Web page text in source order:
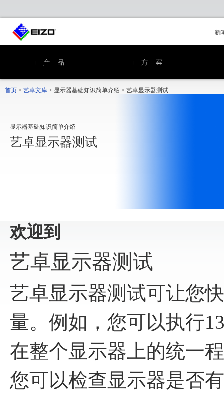
新
首页 > 艺卓文库 > 显示器基础知识简单介绍 > 艺卓显示器测试
显示器基础知识简单介绍
艺卓显示器测试
欢迎到
艺卓显示器测试
艺卓显示器测试可让您
量。例如，您可以执行
在整个显示器上的统一
您可以检查显示器是否